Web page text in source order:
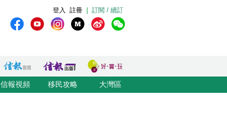
訂閱 / 續訂
註冊
登入
信報視頻 移民攻略 大灣區